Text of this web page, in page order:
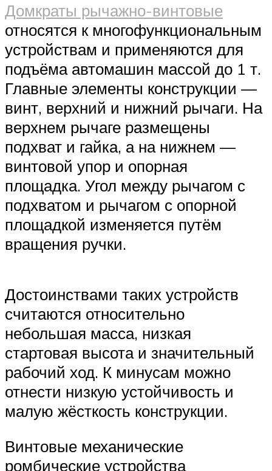
Домкраты рычажно-винтовые
относятся к многофункциональным
устройствам и применяются для
подъёма автомашин массой до 1 т.
Главные элементы конструкции —
винт, верхний и нижний рычаги. На
верхнем рычаге размещены
подхват и гайка, а на нижнем —
винтовой упор и опорная
площадка. Угол между рычагом с
подхватом и рычагом с опорной
площадкой изменяется путём
вращения ручки.
Достоинствами таких устройств
считаются относительно
небольшая масса, низкая
стартовая высота и значительный
рабочий ход. К минусам можно
отнести низкую устойчивость и
малую жёсткость конструкции.
Винтовые механические
ромбические устройства